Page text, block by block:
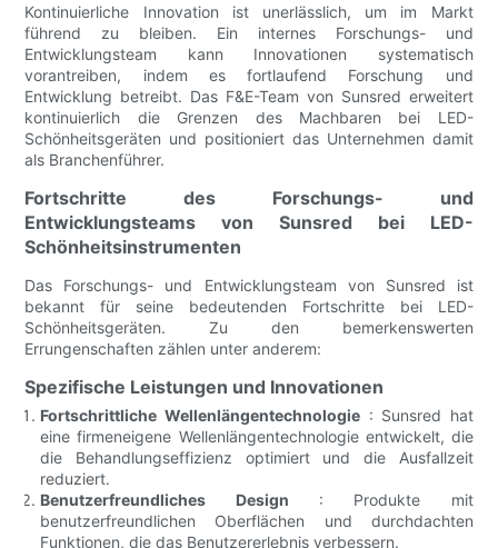
Kontinuierliche Innovation ist unerlässlich, um im Markt
führend zu bleiben. Ein internes Forschungs- und
Entwicklungsteam kann Innovationen systematisch
vorantreiben, indem es fortlaufend Forschung und
Entwicklung betreibt. Das F&E-Team von Sunsred erweitert
kontinuierlich die Grenzen des Machbaren bei LED-
Schönheitsgeräten und positioniert das Unternehmen damit
als Branchenführer.
Fortschritte des Forschungs- und
Entwicklungsteams von Sunsred bei LED-
Schönheitsinstrumenten
Das Forschungs- und Entwicklungsteam von Sunsred ist
bekannt für seine bedeutenden Fortschritte bei LED-
Schönheitsgeräten. Zu den bemerkenswerten
Errungenschaften zählen unter anderem:
Spezifische Leistungen und Innovationen
Fortschrittliche Wellenlängentechnologie: Sunsred hat
eine firmeneigene Wellenlängentechnologie entwickelt, die
die Behandlungseffizienz optimiert und die Ausfallzeit
reduziert.
Benutzerfreundliches Design : Produkte mit
benutzerfreundlichen Oberflächen und durchdachten
Funktionen, die das Benutzererlebnis verbessern.